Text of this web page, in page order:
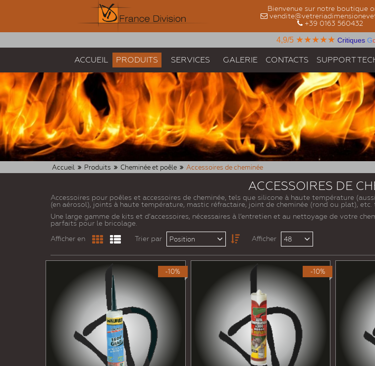
Bienvenue sur notre boutique
+39 0163 560432
4,9/5 ★★★★★ Critiques G
ACCUEIL PRODUITS SERVICES GALERIE CONTACTS SUPPORT
Accueil Produits Cheminée et poêle Accessoires de cheminée
ACCESSOIRES DE
Accessoires pour poêles et accessoires de cheminée, tels que silicone à haute température
(en aérosol), joints à haute température, mastic réfractaire, joint de cheminée (rond ou plat),
Une large gamme de kits et d’accessoires, nécessaires à l’entretien et au nettoyage de votre
parfaits pour le bricolage.
Afficher en
Trier par Position Afficher 48
-10% -10%